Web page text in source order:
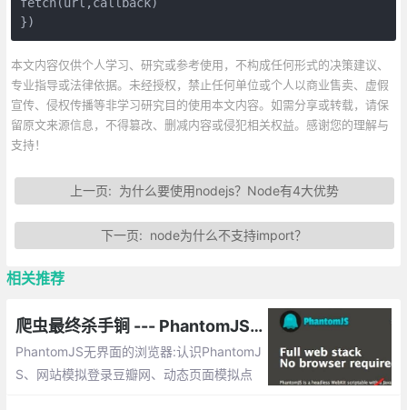
})
本文内容仅供个人学习、研究或参考使用，不构成任何形式的决策建议、
专业指导或法律依据。未经授权，禁止任何单位或个人以商业售卖、虚假
宣传、侵权传播等非学习研究目的使用本文内容。如需分享或转载，请保
留原文来源信息，不得篡改、删减内容或侵犯相关权益。感谢您的理解与
支持！
上一页: 为什么要使用nodejs？Node有4大优势
下一页: node为什么不支持import？
相关推荐
爬虫最终杀手锏 --- PhantomJS 详解（附案例）
PhantomJS无界面的浏览器:认识PhantomJ
S、网站模拟登录豆瓣网、动态页面模拟点